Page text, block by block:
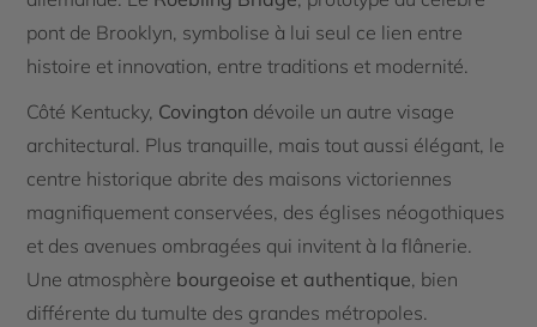
pont de Brooklyn, symbolise à lui seul ce lien entre
histoire et innovation, entre traditions et modernité.
Côté Kentucky, Covington dévoile un autre visage
architectural. Plus tranquille, mais tout aussi élégant, le
centre historique abrite des maisons victoriennes
magnifiquement conservées, des églises néogothiques
et des avenues ombragées qui invitent à la flânerie.
Une atmosphère bourgeoise et authentique, bien
différente du tumulte des grandes métropoles.